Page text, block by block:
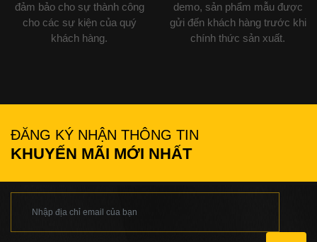
đảm bảo cho sự thành công
cho các sự kiện của quý
khách hàng.
demo, sản phẩm mẫu được
gửi đến khách hàng trước khi
chính thức sản xuất.
ĐĂNG KÝ NHẬN THÔNG TIN
KHUYẾN MÃI MỚI NHẤT